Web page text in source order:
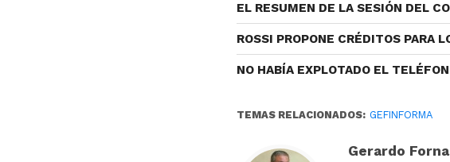
EL RESUMEN DE LA SESIÓN DEL
ROSSI PROPONE CRÉDITOS PARA
NO HABÍA EXPLOTADO EL
TEMAS RELACIONADOS: GEFINFORMA
Gerardo